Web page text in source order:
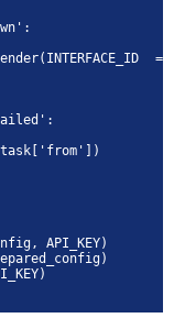
=
API_KEY)